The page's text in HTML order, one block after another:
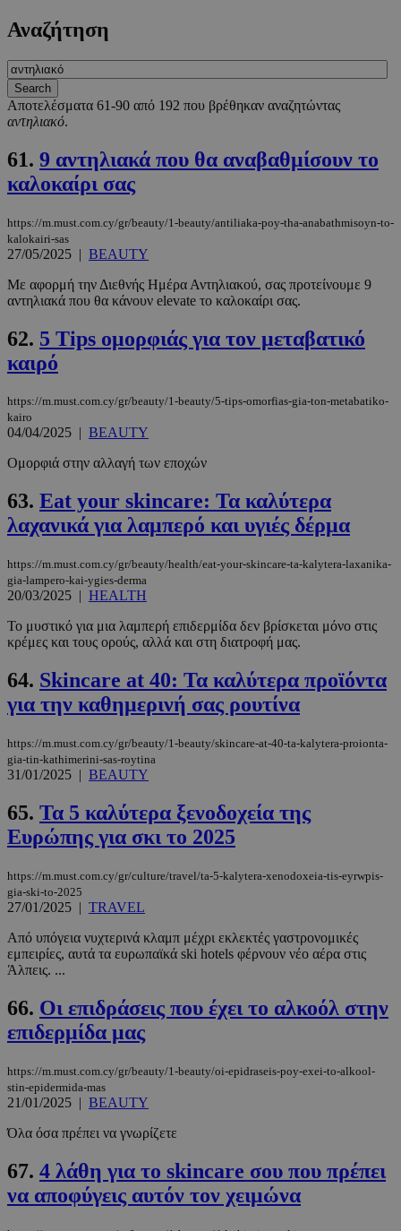
Αναζήτηση
Αποτελέσματα 61-90 από 192 που βρέθηκαν αναζητώντας
αντηλιακό.
61. 9 αντηλιακά που θα αναβαθμίσουν το
καλοκαίρι σας
https://m.must.com.cy/gr/beauty/1-beauty/antiliaka-poy-tha-anabathmisoyn-to-
kalokairi-sas
27/05/2025 | BEAUTY
Με αφορμή την Διεθνής Ημέρα Αντηλιακού, σας προτείνουμε 9
αντηλιακά που θα κάνουν elevate το καλοκαίρι σας.
62. 5 Tips ομορφιάς για τον μεταβατικό
καιρό
https://m.must.com.cy/gr/beauty/1-beauty/5-tips-omorfias-gia-ton-metabatiko-
kairo
04/04/2025 | BEAUTY
Ομορφιά στην αλλαγή των εποχών
63. Eat your skincare: Τα καλύτερα
λαχανικά για λαμπερό και υγιές δέρμα
https://m.must.com.cy/gr/beauty/health/eat-your-skincare-ta-kalytera-laxanika-
gia-lampero-kai-ygies-derma
20/03/2025 | HEALTH
Το μυστικό για μια λαμπερή επιδερμίδα δεν βρίσκεται μόνο στις
κρέμες και τους ορούς, αλλά και στη διατροφή μας.
64. Skincare at 40: Τα καλύτερα προϊόντα
για την καθημερινή σας ρουτίνα
https://m.must.com.cy/gr/beauty/1-beauty/skincare-at-40-ta-kalytera-proionta-
gia-tin-kathimerini-sas-roytina
31/01/2025 | BEAUTY
65. Τα 5 καλύτερα ξενοδοχεία της
Ευρώπης για σκι το 2025
https://m.must.com.cy/gr/culture/travel/ta-5-kalytera-xenodoxeia-tis-eyrwpis-
gia-ski-to-2025
27/01/2025 | TRAVEL
Από υπόγεια νυχτερινά κλαμπ μέχρι εκλεκτές γαστρονομικές
εμπειρίες, αυτά τα ευρωπαϊκά ski hotels φέρνουν νέο αέρα στις
Άλπεις. ...
66. Οι επιδράσεις που έχει το αλκοόλ στην
επιδερμίδα μας
https://m.must.com.cy/gr/beauty/1-beauty/oi-epidraseis-poy-exei-to-alkool-
stin-epidermida-mas
21/01/2025 | BEAUTY
Όλα όσα πρέπει να γνωρίζετε
67. 4 λάθη για το skincare σου που πρέπει
να αποφύγεις αυτόν τον χειμώνα